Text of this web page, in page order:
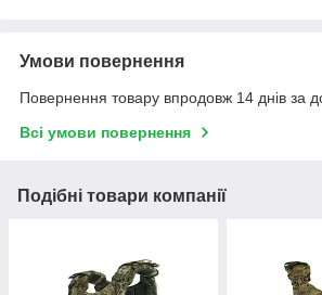
Умови повернення
Повернення товару впродовж 14 днів за
Всі умови повернення
Подібні товари компанії